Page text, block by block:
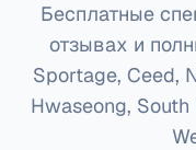
Бесплатные
отзывах и
Sportage, Ceed,
Hwaseong, South